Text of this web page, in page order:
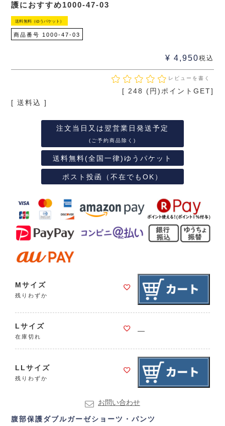
護におすすめ1000-47-03
送料無料（ゆうパケット）
商品番号 1000-47-03
¥ 4,950税込
レビューを書く
[ 248
(円)ポイントGET]
送料込
注文当日又は翌営業日発送予定
(ご予約商品除く)
送料無料(全国一律)ゆうパケット
ポスト投函（不在でもOK）
Mサイズ
残りわずか
Lサイズ
在庫切れ
—
LLサイズ
残りわずか
お問い合わせ
腹部保護ダブルガーゼショーツ・パンツ